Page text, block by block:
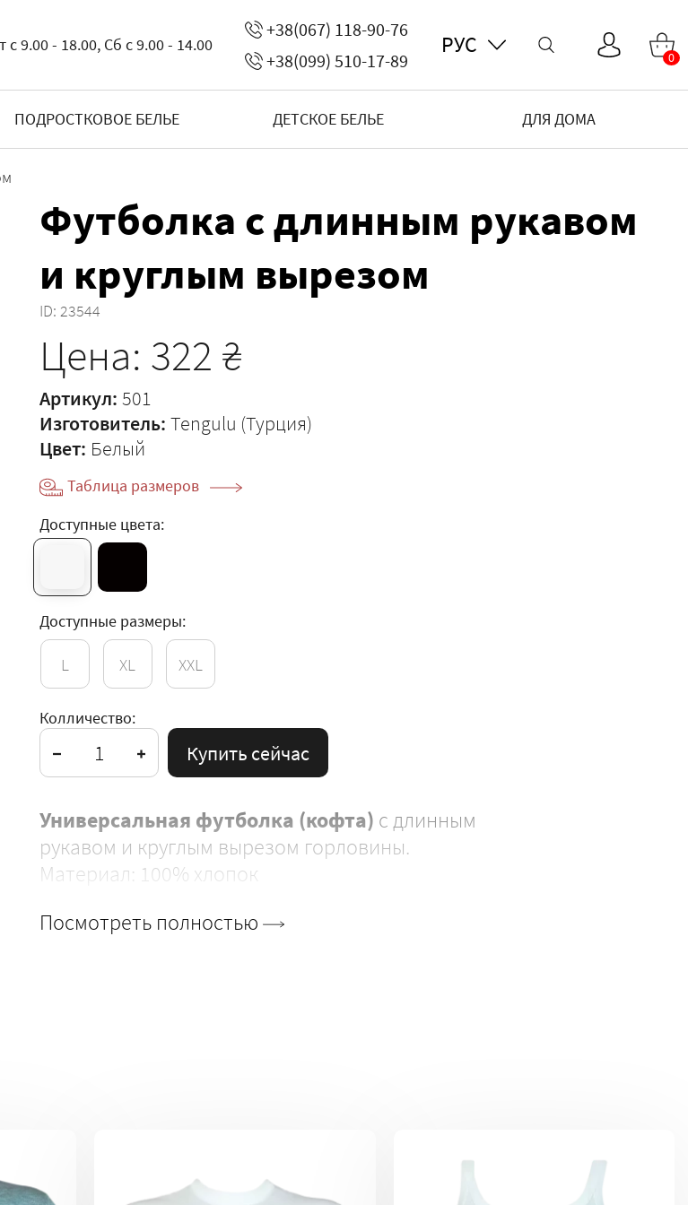
с 9.00 - 18.00, Сб с 9.00 - 14.00
+38(067) 118-90-76
+38(099) 510-17-89
РУС 0
ПОДРОСТКОВОЕ БЕЛЬЕ ДЕТСКОЕ БЕЛЬЕ ДЛЯ ДОМА
Футболка с длинным рукавом
и круглым вырезом
ID:23544
Цена: 322 ₴
Артикул: 501
Изготовитель: Tengulu (Турция)
Цвет: Белый
Таблица размеров
Доступные цвета:
Доступные размеры:
L XL XXL
Колличество:
Купить сейчас
Универсальная футболка (кофта) с длинным
рукавом и круглым вырезом горловины.
Материал: 100% хлопок
Посмотреть полностью